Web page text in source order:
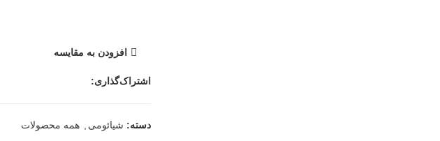
افزودن به مقایسه
اشتراک‌گذاری:
دسته: شیائومی همه محصولات